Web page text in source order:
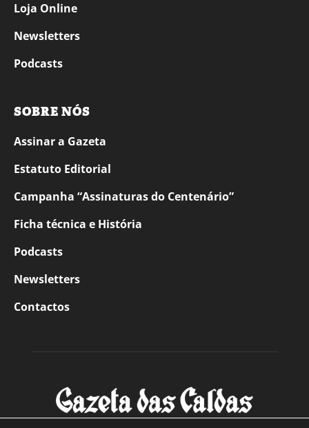
Loja Online
Newsletters
Podcasts
SOBRE NÓS
Assinar a Gazeta
Estatuto Editorial
Campanha “Assinaturas do Centenário”
Ficha técnica e História
Podcasts
Newsletters
Contactos